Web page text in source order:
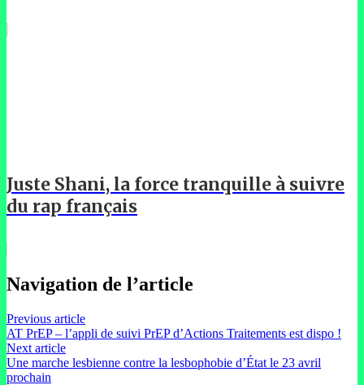
Juste Shani, la force tranquille à suivre
du rap français
Navigation de l’article
Previous article
AT PrEP – l’appli de suivi PrEP d’Actions Traitements est dispo !
Next article
Une marche lesbienne contre la lesbophobie d’État le 23 avril
prochain